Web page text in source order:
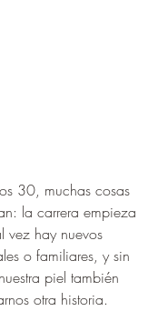
30, muchas cosas
la carrera empieza
vez hay nuevos
o familiares, y sin
piel también
otra historia.